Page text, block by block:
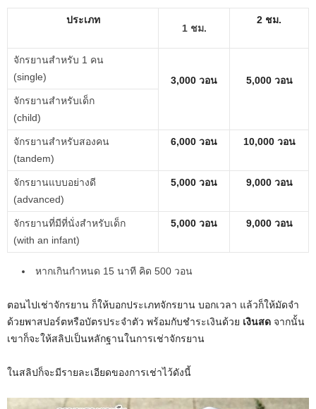
ประเภท
1 ชม.
2 ชม.
จักรยานสำหรับ 1 คน
(single)
3,000 วอน
5,000 วอน
จักรยานสำหรับเด็ก
(child)
จักรยานสำหรับสองคน
(tandem)
6,000 วอน 10,000 วอน
จักรยานแบบอย่างดี
(advanced)
5,000 วอน 9,000 วอน
จักรยานที่มีที่นั่งสำหรับเด็ก
(with an infant)
5,000 วอน 9,000 วอน
หากเกินกำหนด 15 นาที คิด 500 วอน
ตอนไปเช่าจักรยาน ก็ให้บอกประเภทจักรยาน บอกเวลา แล้วก็ให้มัดจำ
ด้วยพาสปอร์ตหรือบัตรประจำตัว พร้อมกับชำระเงินด้วย เงินสด จากนั้น
เขาก็จะให้สลิปเป็นหลักฐานในการเช่าจักรยาน
ในสลิปก็จะมีรายละเอียดของการเช่าไว้ดังนี้